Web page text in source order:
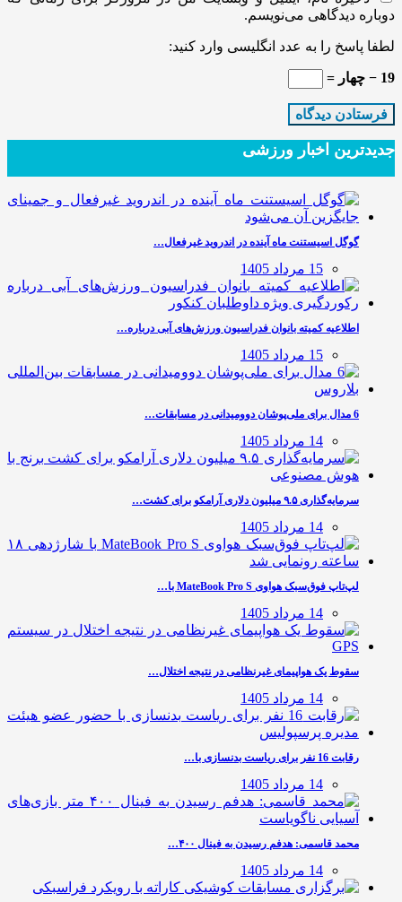
دوباره دیدگاهی می‌نویسم.
لطفا پاسخ را به عدد انگلیسی وارد کنید:
19 − چهار =
جدیدترین‌ اخبار ورزشی
گوگل اسیستنت ماه آینده در اندروید غیرفعال…
15 مرداد 1405
اطلاعیه کمیته بانوان فدراسیون ورزش‌های آبی درباره…
15 مرداد 1405
6 مدال برای ملی‌پوشان دوومیدانی در مسابقات…
14 مرداد 1405
سرمایه‌گذاری ۹.۵ میلیون دلاری آرامکو برای کشت…
14 مرداد 1405
لپ‌تاپ فوق‌سبک هواوی MateBook Pro S با…
14 مرداد 1405
سقوط یک هواپیمای غیرنظامی در نتیجه اختلال…
14 مرداد 1405
رقابت 16 نفر برای ریاست بدنسازی با…
14 مرداد 1405
محمد قاسمی: هدفم رسیدن به فینال ۴۰۰…
14 مرداد 1405